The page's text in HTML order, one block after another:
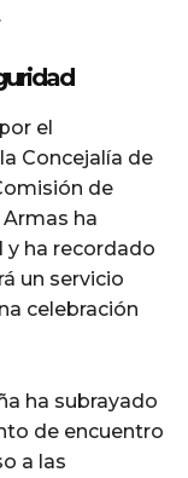
el
Concejalía de
de
ha
y ha recordado
un servicio
celebración
ha subrayado
de encuentro
a las